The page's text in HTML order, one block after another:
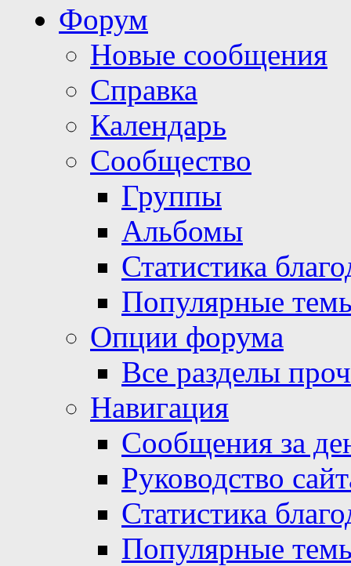
Форум
Новые сообщения
Справка
Календарь
Сообщество
Группы
Альбомы
Статистика
Популярные
Опции форума
Все разделы
Навигация
Сообщения за
Руководство
Статистика
Популярные